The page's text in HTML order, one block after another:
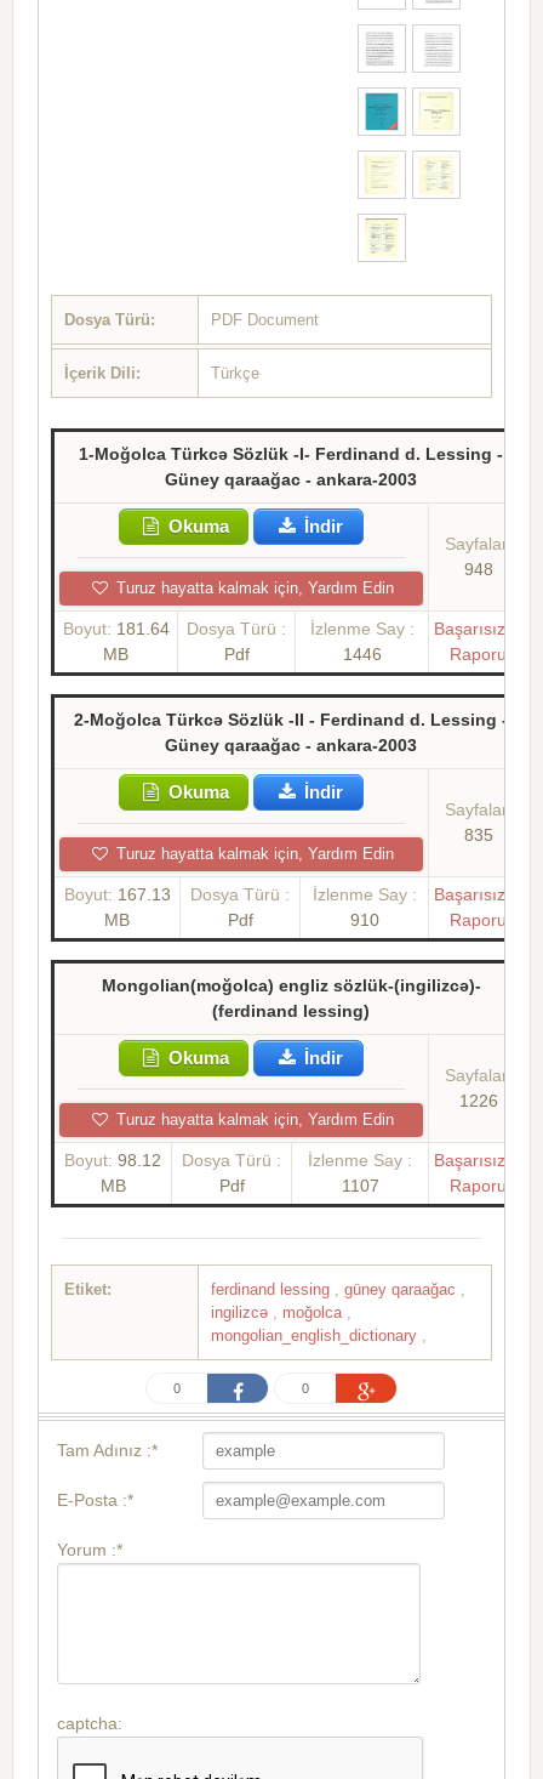
Dosya Türü: PDF Document
İçerik Dili: Türkçe
1-Moğolca Türkcə Sözlük -I- Ferdinand d. Lessing -
Güney qaraağac - ankara-2003
Okuma İndir
Turuz hayatta kalmak için, Yardım Edin
Sayfalar:
948
Boyut: 181.64
MB
Dosya Türü :
Pdf
İzlenme Say :
1446
Başarısızlık
Raporu
2-Moğolca Türkcə Sözlük -II - Ferdinand d. Lessing -
Güney qaraağac - ankara-2003
Okuma İndir
Turuz hayatta kalmak için, Yardım Edin
Sayfalar:
835
Boyut: 167.13
MB
Dosya Türü :
Pdf
İzlenme Say :
910
Başarısızlık
Raporu
Mongolian(moğolca) engliz sözlük-(ingilizcə)-
(ferdinand lessing)
Okuma İndir
Turuz hayatta kalmak için, Yardım Edin
Sayfalar:
1226
Boyut: 98.12
MB
Dosya Türü :
Pdf
İzlenme Say :
1107
Başarısızlık
Raporu
Etiket: ferdinand lessing güney qaraağac
ingilizcə
moğolca
mongolian_english_dictionary
0 0
Tam Adınız :*
E-Posta :*
Yorum :*
captcha: